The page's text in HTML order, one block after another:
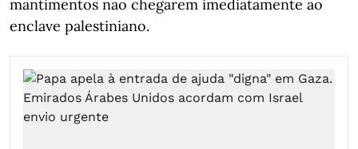
mantimentos não chegarem imediatamente ao
enclave palestiniano.